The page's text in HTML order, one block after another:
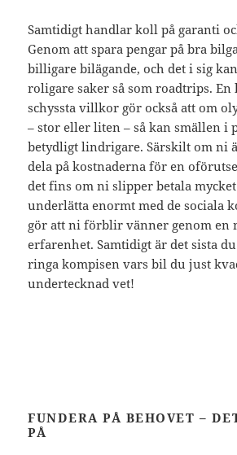
Samtidigt handlar koll på garanti
Genom att spara pengar på bra
billigare bilägande, och det i sig
roligare saker så som roadtrips. En
schyssta villkor gör också att om
– stor eller liten – så kan smällen i
betydligt lindrigare. Särskilt om ni
dela på kostnaderna för en
det fins om ni slipper betala
underlätta enormt med de sociala
gör att ni förblir vänner genom en
erfarenhet. Samtidigt är det sista
ringa kompisen vars bil du just
undertecknad vet!
FUNDERA PÅ BEHOVET –
PÅ